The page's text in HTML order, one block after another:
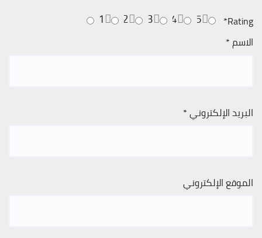
Rating
*
5
4
3
2
1
الاسم*
البريد الإلكتروني*
الموقع الإلكتروني